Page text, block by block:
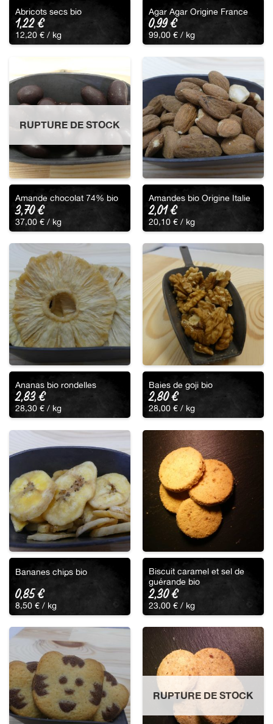
Abricots secs bio
1,22€
12,20 € / kg
Agar Agar Origine France
0,99€
99,00 € / kg
RUPTURE DE STOCK
Amande chocolat 74% bio
3,70€
37,00 € / kg
Amandes bio Origine Italie
2,01€
20,10 € / kg
Ananas bio rondelles
2,83€
28,30 € / kg
Baies de goji bio
2,80€
28,00 € / kg
Bananes chips bio
0,85€
8,50 € / kg
Biscuit caramel et sel de
guérande bio
2,30€
23,00 € / kg
RUPTURE DE STOCK